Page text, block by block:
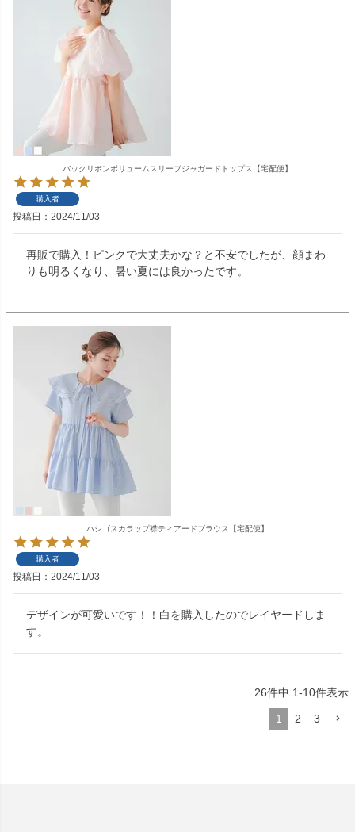
バックリボンボリュームスリーブジャガードトップス【宅配便】
購入者
投稿日 2024/11/03
再販で購入！ピンクで大丈夫かな？と不安でしたが、顔まわ
りも明るくなり、暑い夏には良かったです。
ハシゴスカラップ襟ティアードブラウス【宅配便】
購入者
投稿日 2024/11/03
デザインが可愛いです！！白を購入したのでレイヤードしま
す。
26件中 1-10件表示
1 2 3